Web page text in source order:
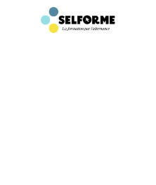
Panneau de gestion des cookies